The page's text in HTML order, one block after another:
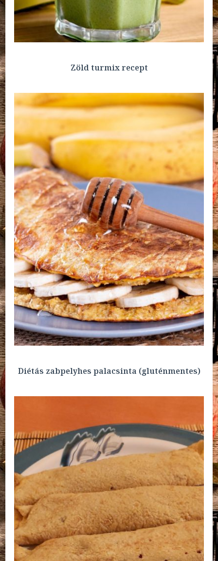
Zöld turmix recept
Diétás zabpelyhes palacsinta (gluténmentes)